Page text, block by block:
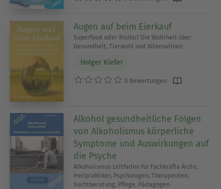
Augen auf beim Eierkauf
Superfood oder Risiko? Die Wahrheit über
Gesundheit, Tierwohl und Alternativen
Holger Kiefer
0 Bewertungen
Alkohol gesundheitliche Folgen
von Alkoholismus körperliche
Symptome und Auswirkungen auf
die Psyche
Alkoholismus Leitfaden für Fachkräfte Ärzte,
Heilpraktiker, Psychologen, Therapeuten,
Suchtberatung, Pflege, Pädagogen